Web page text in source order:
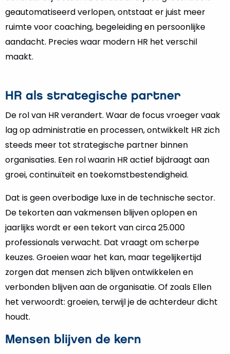
geautomatiseerd verlopen, ontstaat er juist meer
ruimte voor coaching, begeleiding en persoonlijke
aandacht. Precies waar modern HR het verschil
maakt.
HR als strategische partner
De rol van HR verandert. Waar de focus vroeger vaak
lag op administratie en processen, ontwikkelt HR zich
steeds meer tot strategische partner binnen
organisaties. Een rol waarin HR actief bijdraagt aan
groei, continuïteit en toekomstbestendigheid.
Dat is geen overbodige luxe in de technische sector.
De tekorten aan vakmensen blijven oplopen en
jaarlijks wordt er een tekort van circa 25.000
professionals verwacht. Dat vraagt om scherpe
keuzes. Groeien waar het kan, maar tegelijkertijd
zorgen dat mensen zich blijven ontwikkelen en
verbonden blijven aan de organisatie. Of zoals Ellen
het verwoordt: groeien, terwijl je de achterdeur dicht
houdt.
Mensen blijven de kern